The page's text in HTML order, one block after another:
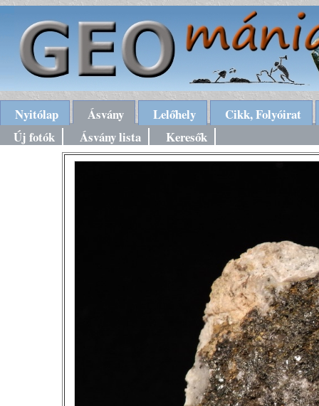
Nyitólap Ásvány Lelőhely
Cikk, Folyóirat
Új fotók
Ásvány lista Keresők